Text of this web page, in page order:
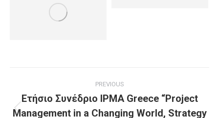
navigation
PREVIOUS
Previous
Ετήσιο Συνέδριο IPMA Greece “Project
Management in a Changing World, Strategy